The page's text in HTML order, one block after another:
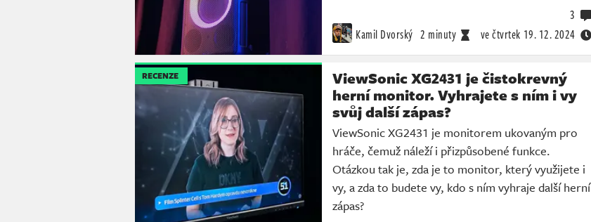
Kamil Dvorský 2 minuty ve čtvrtek 19. 12. 2024
3
RECENZE
ViewSonic XG2431 je čistokrevný
herní monitor. Vyhrajete s ním i vy
svůj další zápas?
ViewSonic XG2431 je monitorem ukovaným pro
hráče, čemuž náleží i přizpůsobené funkce.
Otázkou tak je, zda je to monitor, který využijete i
vy, a zda to budete vy, kdo s ním vyhraje další herní
zápas?